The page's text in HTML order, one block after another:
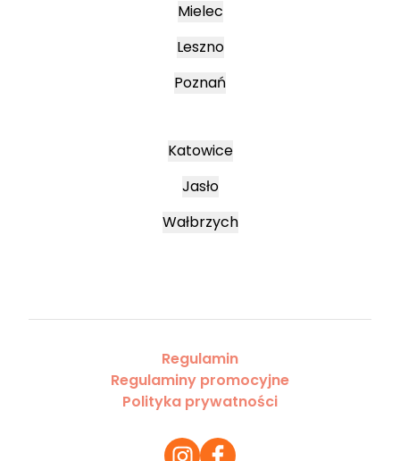
Mielec
Leszno
Poznań
Katowice
Jasło
Wałbrzych
Regulamin
Regulaminy promocyjne
Polityka prywatności